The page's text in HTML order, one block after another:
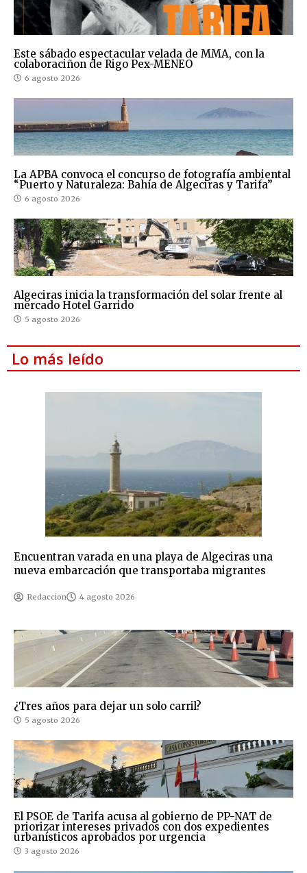
Este sábado espectacular velada de MMA, con la
colaboraciñon de Rigo Pex-MENEO
6 agosto 2026
La APBA convoca el concurso de fotografía ambiental
“Puerto y Naturaleza: Bahía de Algeciras y Tarifa”
6 agosto 2026
Algeciras inicia la transformación del solar frente al
mercado Hotel Garrido
5 agosto 2026
Lo más leído
Encuentran varada en una playa de Algeciras una
nueva embarcación que transportaba migrantes
Redaccion 4 agosto 2026
¿Tres años para dejar un solo carril?
5 agosto 2026
El PSOE de Tarifa acusa al gobierno de PP-NAT de
priorizar intereses privados con dos expedientes
urbanísticos aprobados por urgencia
3 agosto 2026